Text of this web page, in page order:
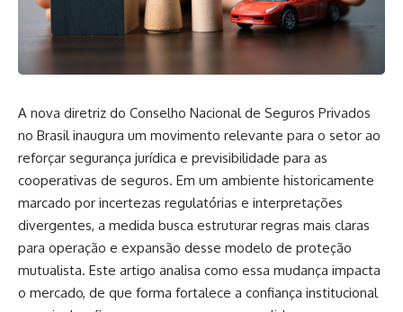
A nova diretriz do Conselho Nacional de Seguros Privados
no Brasil inaugura um movimento relevante para o setor ao
reforçar segurança jurídica e previsibilidade para as
cooperativas de seguros. Em um ambiente historicamente
marcado por incertezas regulatórias e interpretações
divergentes, a medida busca estruturar regras mais claras
para operação e expansão desse modelo de proteção
mutualista. Este artigo analisa como essa mudança impacta
o mercado, de que forma fortalece a confiança institucional